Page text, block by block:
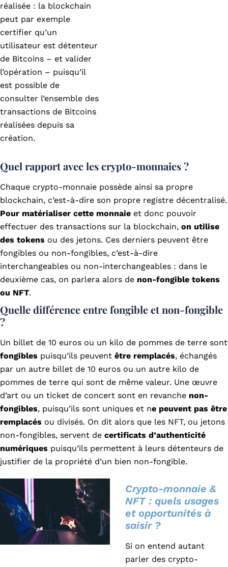
réalisée : la blockchain
peut par exemple
certifier qu’un
utilisateur est détenteur
de Bitcoins – et valider
l’opération – puisqu’il
est possible de
consulter l’ensemble des
transactions de Bitcoins
réalisées depuis sa
création.
Quel rapport avec les crypto-monnaies ?
Chaque crypto-monnaie possède ainsi sa propre
blockchain, c’est-à-dire son propre registre décentralisé.
Pour matérialiser cette monnaie et donc pouvoir
effectuer des transactions sur la blockchain, on utilise
des tokens ou des jetons. Ces derniers peuvent être
fongibles ou non-fongibles, c’est-à-dire
interchangeables ou non-interchangeables : dans le
deuxième cas, on parlera alors de non-fongible tokens
ou NFT.
Quelle différence entre fongible et non-fongible
?
Un billet de 10 euros ou un kilo de pommes de terre sont
fongibles puisqu’ils peuvent être remplacés, échangés
par un autre billet de 10 euros ou un autre kilo de
pommes de terre qui sont de même valeur. Une œuvre
d’art ou un ticket de concert sont en revanche non-
fongibles, puisqu’ils sont uniques et ne peuvent pas être
remplacés ou divisés. On dit alors que les NFT, ou jetons
non-fongibles, servent de certificats d’authenticité
numériques puisqu’ils permettent à leurs détenteurs de
justifier de la propriété d’un bien non-fongible.
Crypto-monnaie &
NFT : quels usages
et opportunités à
saisir ?
Si on entend autant
parler des crypto-